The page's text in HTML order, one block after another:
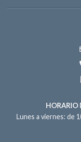
HORARIO
Lunes a viernes: de